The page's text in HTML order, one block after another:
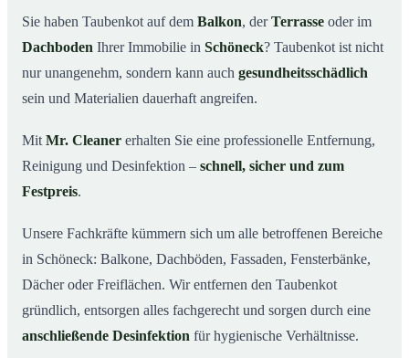
Taubenkot entfernen in Schöneck & Umgebung
05Jetzt Angebot für die Taubenkot-Entfernung in
06So wird Taubenkot in Schöneck professionell entfernt
Sie haben Taubenkot auf dem Balkon, derTerrasse oder im
Dachboden Ihrer Immobilie in Schöneck? Taubenkot ist nicht
nur unangenehm, sondern kann auch gesundheitsschädlich
sein und Materialien dauerhaft angreifen.
Mit Mr. Cleaner erhalten Sie eine professionelle Entfernung,
Reinigung und Desinfektion – schnell, sicher und zum
Festpreis.
Unsere Fachkräfte kümmern sich um alle betroffenen Bereiche
in Schöneck: Balkone, Dachböden, Fassaden, Fensterbänke,
Dächer oder Freiflächen. Wir entfernen den Taubenkot
gründlich, entsorgen alles fachgerecht und sorgen durch eine
anschließende Desinfektion für hygienische Verhältnisse.